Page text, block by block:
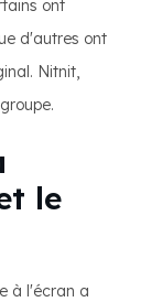
ont
d'autres ont
Nitnit,
le
à l'écran a